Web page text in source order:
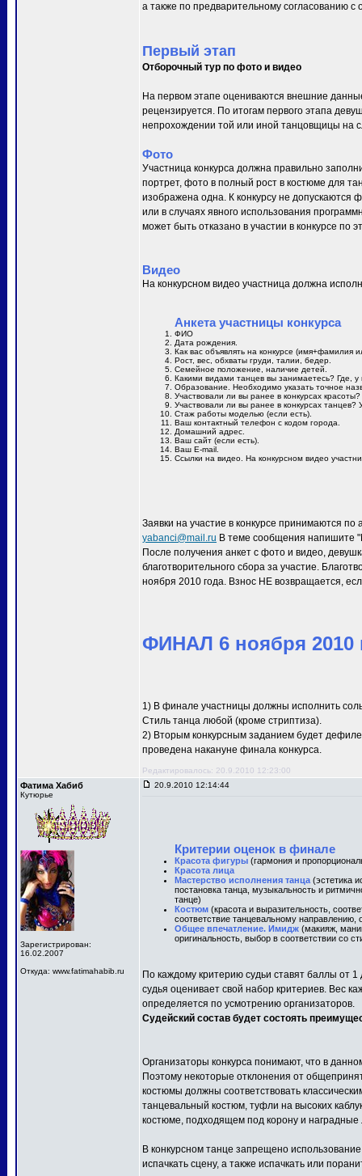
а также по предварительному согласованию с
Первый этап
Отборочный тур по фото и видео
На первом этапе оцениваются внешние
рецензируется. По итогам первого этапа
непрохождении той или иной танцовщицы на
Фото
Участница конкурса должна правильно
портрет, фото в полный рост в костюме для
изображена одна. К конкурсу не допускаются
или в случаях явного использования
может быть отказано в участии в конкурсе по
Видео
На конкурсном видео участница должна
Анкета участницы конкурса
ФИО
Дата рождения.
Как вас объявлять на конкурсе (имя+фамилия
Рост, вес, обхваты груди, талии, бедер.
Семейное положение, наличие детей.
Какими видами танцев вы занимаетесь? Где,
Образование. Необходимо указать точное
Участвовали ли вы ранее в конкурсах
Участвовали ли вы ранее в конкурсах
Стаж работы моделью (если есть).
Ваш контактный телефон с кодом города.
Домашний адрес.
Ваш сайт (если есть).
Ваш E-mail.
Ссылки на видео. На конкурсном видео
Заявки на участие в конкурсе принимаются по
yabanci@mail.ru В теме сообщения напишите
После получения анкет с фото и видео,
благотворительного сбора за участие.
ноября 2010 года. Взнос НЕ возвращается,
ФИНАЛ 6 ноября 2010
1) В финале участницы должны исполнить
Стиль танца любой (кроме стриптиза).
2) Вторым конкурсным заданием будет
проведена накануне финала конкурса.
Редактировалось: 20.9.2010 12:23:00
Фатима Хабиб
Кутюрье
Зарегистрирован:
16.02.2007
Откуда: www.fatimahabib.ru
20.9.2010 12:14:44
Критерии оценок в финале
Красота фигуры (гармония и
Красота лица
Мастерство исполнения танца (эстетика
постановка танца, музыкальность и
танце)
Костюм (красота и выразительность,
соответствие танцевальному направлению,
Общее впечатление. Имидж (макияж,
оригинальность, выбор в соответствии со
По каждому критерию судьи ставят баллы от
судья оценивает свой набор критериев. Вес
определяется по усмотрению организаторов.
Судейский состав будет состоять
Организаторы конкурса понимают, что в
Поэтому некоторые отклонения от
костюмы должны соответствовать
танцевальный костюм, туфли на высоких
костюме, подходящем под корону и наградные
В конкурсном танце запрещено
испачкать сцену, а также испачкать или